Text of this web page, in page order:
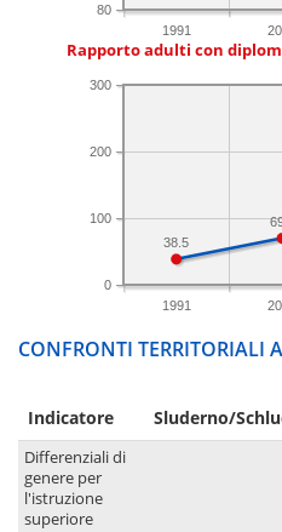
1991
80
Rapporto adulti con
1991
0
100
200
300
38.5
CONFRONTI TERRITORIALI
Indicatore Sluderno/
Differenziali di
genere per
l'istruzione
superiore